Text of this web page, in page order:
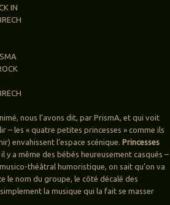
IN
nous l’avons dit, par PrismA, et qui voit
– les « quatre petites princesses » comme ils
envahissent l’espace scénique.Princesses
a même des bébés heureusement casqués –
théâtral humoristique, on sait qu’on va
le nom du groupe, le côté décalé des
la musique qui la fait se masser